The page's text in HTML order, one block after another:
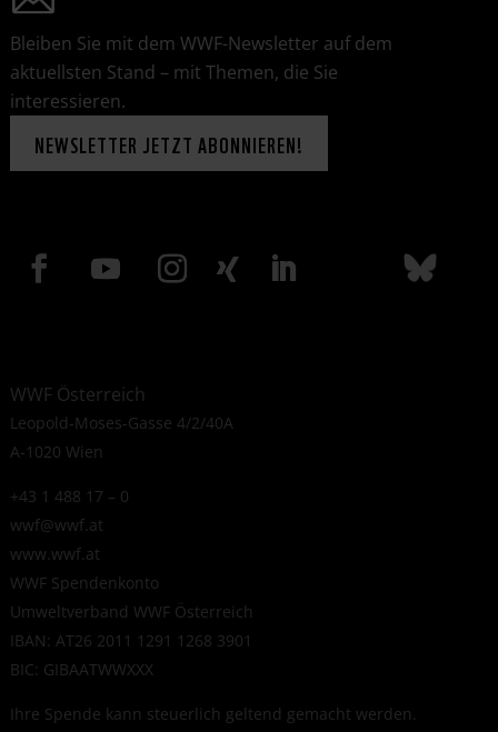
Bleiben Sie mit dem WWF-Newsletter auf dem
aktuellsten Stand – mit Themen, die Sie
interessieren.
NEWSLETTER JETZT ABONNIEREN!
WWF Österreich
Leopold-Moses-Gasse 4/2/40A
A-1020 Wien
+43 1 488 17 – 0
wwf@wwf.at
www.wwf.at
WWF Spendenkonto
Umweltverband WWF Österreich
IBAN: AT26 2011 1291 1268 3901
BIC: GIBAATWWXXX
Ihre Spende kann steuerlich geltend gemacht werden.